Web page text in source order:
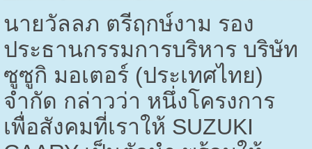
นายวัลลภ ตรีฤกษ์งาม รอง
ประธานกรรมการบริหาร บริษัท
ซูซูกิ มอเตอร์ (ประเทศไทย)
จำกัด กล่าวว่า หนึ่งโครงการ
เพื่อสังคมที่เราให้ SUZUKI